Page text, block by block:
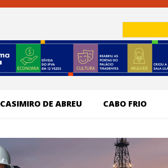
CASIMIRO DE ABREU CABO FRIO